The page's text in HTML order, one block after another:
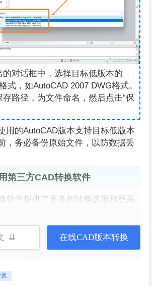
的对话框中，选择目标低版本的
式，如AutoCAD 2007 DWG格式。
存路径，为文件命名，然后点击“保
用的AutoCAD版本支持目标低版本
，务必备份原始文件，以防数据丢
第三方CAD转换软件
软件提供了更多的转换选项和更高
件通常界面友好，操作简便，支持
支持批量转换。
额外安装软件，部分软件可能收
⇊ 在线CAD版本转换